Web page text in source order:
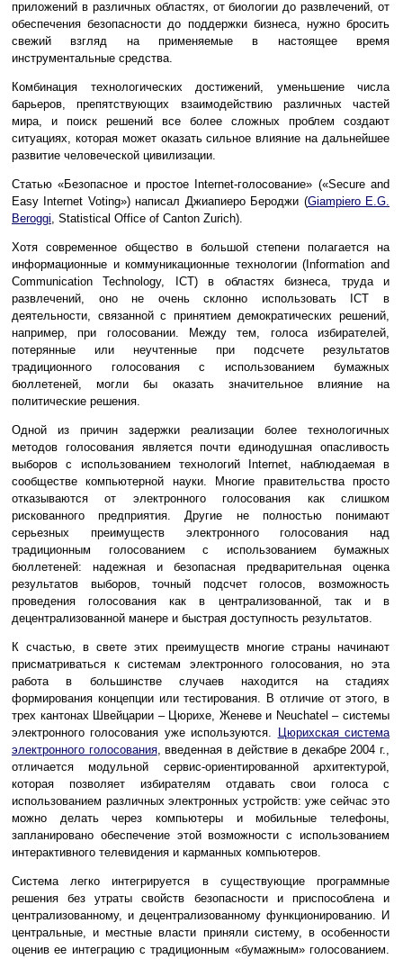
приложений в различных областях, от биологии до развлечений, от
обеспечения безопасности до поддержки бизнеса, нужно бросить
свежий взгляд на применяемые в настоящее время
инструментальные средства.
Комбинация технологических достижений, уменьшение числа
барьеров, препятствующих взаимодействию различных частей
мира, и поиск решений все более сложных проблем создают
ситуациях, которая может оказать сильное влияние на дальнейшее
развитие человеческой цивилизации.
Статью «Безопасное и простое Internet-голосование» («Secure and
Easy Internet Voting») написал Джиапиеро Бероджи (Giampiero E.G.
Beroggi, Statistical Office of Canton Zurich).
Хотя современное общество в большой степени полагается на
информационные и коммуникационные технологии (Information and
Communication Technology, ICT) в областях бизнеса, труда и
развлечений, оно не очень склонно использовать ICT в
деятельности, связанной с принятием демократических решений,
например, при голосовании. Между тем, голоса избирателей,
потерянные или неучтенные при подсчете результатов
традиционного голосования с использованием бумажных
бюллетеней, могли бы оказать значительное влияние на
политические решения.
Одной из причин задержки реализации более технологичных
методов голосования является почти единодушная опасливость
выборов с использованием технологий Internet, наблюдаемая в
сообществе компьютерной науки. Многие правительства просто
отказываются от электронного голосования как слишком
рискованного предприятия. Другие не полностью понимают
серьезных преимуществ электронного голосования над
традиционным голосованием с использованием бумажных
бюллетеней: надежная и безопасная предварительная оценка
результатов выборов, точный подсчет голосов, возможность
проведения голосования как в централизованной, так и в
децентрализованной манере и быстрая доступность результатов.
К счастью, в свете этих преимуществ многие страны начинают
присматриваться к системам электронного голосования, но эта
работа в большинстве случаев находится на стадиях
формирования концепции или тестирования. В отличие от этого, в
трех кантонах Швейцарии – Цюрихе, Женеве и Neuchatel – системы
электронного голосования уже используются.
Цюрихская система
электронного голосования, введенная в действие в декабре 2004 г.,
отличается модульной сервис-ориентированной архитектурой,
которая позволяет избирателям отдавать свои голоса с
использованием различных электронных устройств: уже сейчас это
можно делать через компьютеры и мобильные телефоны,
запланировано обеспечение этой возможности с использованием
интерактивного телевидения и карманных компьютеров.
Система легко интегрируется в существующие программные
решения без утраты свойств безопасности и приспособлена и
централизованному, и децентрализованному функционированию. И
центральные, и местные власти приняли систему, в особенности
оценив ее интеграцию с традиционным «бумажным» голосованием.